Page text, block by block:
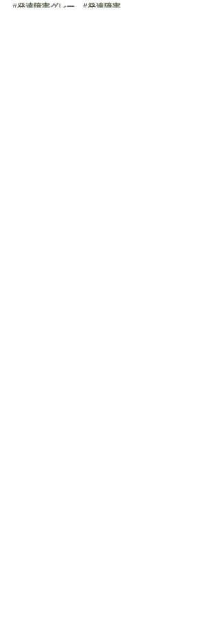
#発達障害グレー
#発達障害